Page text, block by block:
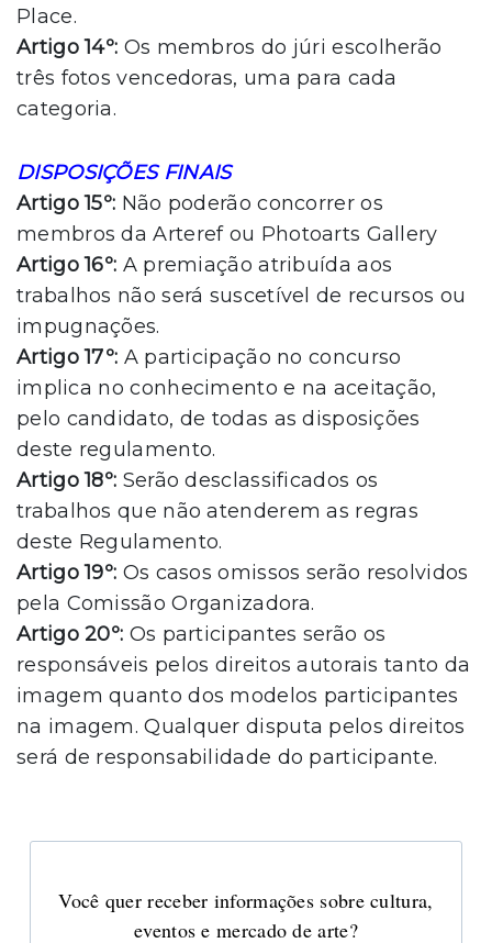
Place.
Artigo 14º: Os membros do júri escolherão
três fotos vencedoras, uma para cada
categoria.
DISPOSIÇÕES FINAIS
Artigo 15º: Não poderão concorrer os
membros da Arteref ou Photoarts Gallery
Artigo 16º: A premiação atribuída aos
trabalhos não será suscetível de recursos ou
impugnações.
Artigo 17º: A participação no concurso
implica no conhecimento e na aceitação,
pelo candidato, de todas as disposições
deste regulamento.
Artigo 18º: Serão desclassificados os
trabalhos que não atenderem as regras
deste Regulamento.
Artigo 19º: Os casos omissos serão resolvidos
pela Comissão Organizadora.
Artigo 20º: Os participantes serão os
responsáveis pelos direitos autorais tanto da
imagem quanto dos modelos participantes
na imagem. Qualquer disputa pelos direitos
será de responsabilidade do participante.
Você quer receber informações sobre cultura,
eventos e mercado de arte?